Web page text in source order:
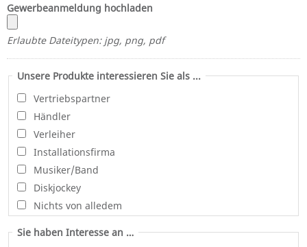
Gewerbeanmeldung hochladen
Erlaubte Dateitypen: jpg, png, pdf
Unsere Produkte interessieren Sie als ...
Vertriebspartner
Händler
Verleiher
Installationsfirma
Musiker/Band
Diskjockey
Nichts von alledem
Sie haben Interesse an …